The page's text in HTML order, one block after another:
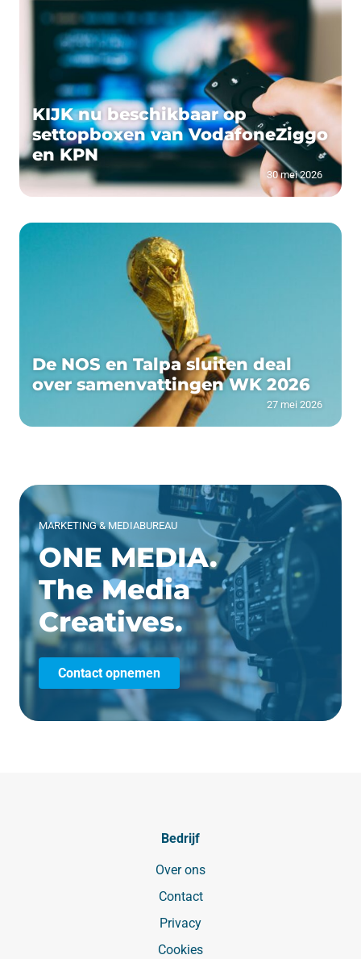
KIJK nu beschikbaar op
settopboxen van VodafoneZiggo
en KPN
30 mei 2026
De NOS en Talpa sluiten deal
over samenvattingen WK 2026
27 mei 2026
MARKETING & MEDIABUREAU
ONE MEDIA.
The Media
Creatives.
Contact opnemen
Bedrijf
Over ons
Contact
Privacy
Cookies